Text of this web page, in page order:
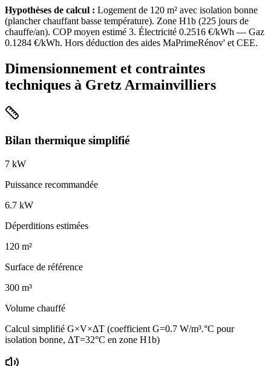
Hypothèses de calcul : Logement de 120 m² avec isolation bonne
(plancher chauffant basse température). Zone H1b (225 jours de
chauffe/an). COP moyen estimé 3. Électricité 0.2516 €/kWh — Gaz
0.1284 €/kWh. Hors déduction des aides MaPrimeRénov' et CEE.
Dimensionnement et contraintes
techniques à Gretz Armainvilliers
Bilan thermique simplifié
7 kW
Puissance recommandée
6.7 kW
Déperditions estimées
120 m²
Surface de référence
300 m³
Volume chauffé
Calcul simplifié G×V×ΔT (coefficient G=0.7 W/m³.°C pour
isolation bonne, ΔT=32°C en zone H1b)